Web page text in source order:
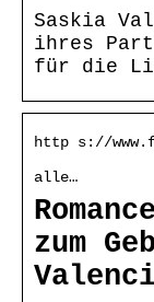
Saskia
ihres
für die
http s://
alle…
zum